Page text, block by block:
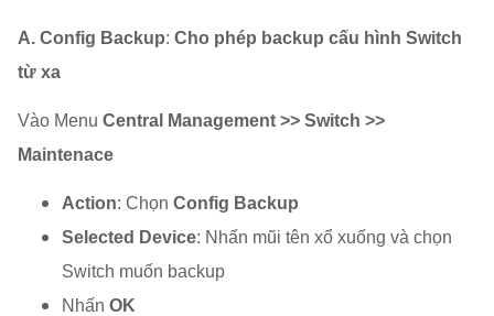
A. Config Backup: Cho phép backup cấu hình Switch
từ xa
Vào Menu Central Management >> Switch >>
Maintenace
Action: Chọn Config Backup
Selected Device: Nhấn mũi tên xổ xuống và chọn
Switch muốn backup
Nhấn OK